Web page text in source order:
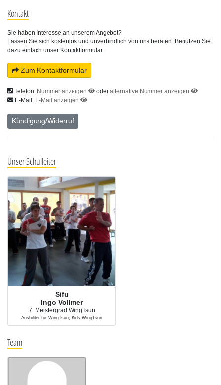
Kontakt
Sie haben Interesse an unserem Angebot?
Lassen Sie sich kostenlos und unverbindlich von uns beraten. Benutzen Sie
dazu einfach unser Kontaktformular.
Zum Kontaktformular
Telefon: Nummer anzeigen oder alternative Nummer anzeigen
E-Mail: E-Mail anzeigen
Kündigung/Widerruf
Unser Schulleiter
Sifu
Ingo Vollmer
7. Meistergrad WingTsun
Ausbilder für WingTsun, Kids-WingTsun
Team